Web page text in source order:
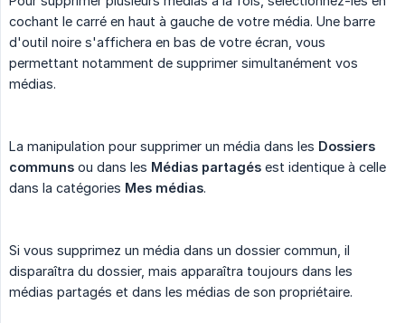
cochant le carré en haut à gauche de votre média. Une barre
d'outil noire s'affichera en bas de votre écran, vous
permettant notamment de supprimer simultanément vos
médias.
La manipulation pour supprimer un média dans les Dossiers
communs ou dans les Médias partagés est identique à celle
dans la catégories Mes médias.
Si vous supprimez un média dans un dossier commun, il
disparaîtra du dossier, mais apparaîtra toujours dans les
médias partagés et dans les médias de son propriétaire.